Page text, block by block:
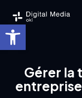
Ouvrir la barre d’outils
Gérer la